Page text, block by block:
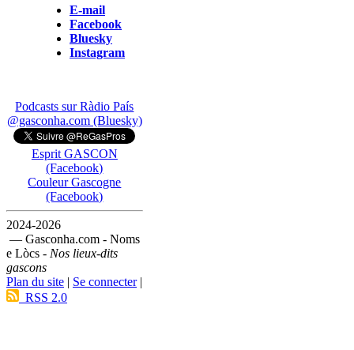
E-mail
Facebook
Bluesky
Instagram
Podcasts sur Ràdio País
@gasconha.com (Bluesky)
Esprit GASCON
(Facebook)
Couleur Gascogne
(Facebook)
2024-2026
— Gasconha.com - Noms
e Lòcs - Nos lieux-dits
gascons
Plan du site | Se connecter|
RSS 2.0